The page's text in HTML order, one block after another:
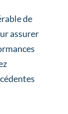
de
assurer